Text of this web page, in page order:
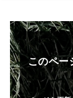
このペー